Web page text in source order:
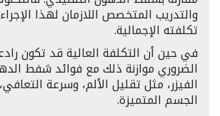
والتدريب المتخصص اللازمان لهذا
تكلفته الإجمالية.
في حين أن التكلفة العالية قد تكون
الضروري موازنة ذلك مع فوائد شفط
الفيزر، مثل تقليل الألم، وسرعة
الجسم المتميزة.